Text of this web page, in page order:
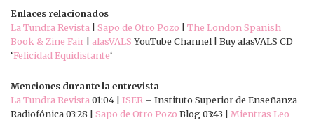
Enlaces relacionados
La Tundra Revista
Sapo de Otro Pozo
The London Spanish
Book & Zine Fair
alasVALS YouTube Channel | Buy alasVALS CD
‘Felicidad Equidistante‘
Menciones durante la entrevista
La Tundra Revista 01:04 | ISER – Instituto Superior de Enseñanza
Radiofónica 03:28 | Sapo de Otro Pozo Blog 03:43 | Mientras Leo